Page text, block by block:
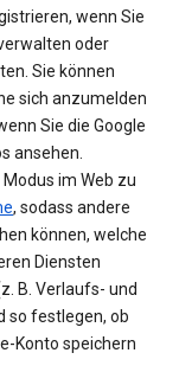
wenn Sie
oder
Sie können
sich anzumelden
Sie die Google
ansehen.
im Web zu
, sodass andere
können, welche
Diensten
B. Verlaufs- und
so festlegen, ob
Konto speichern